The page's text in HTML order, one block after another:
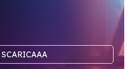
SCARICAAA